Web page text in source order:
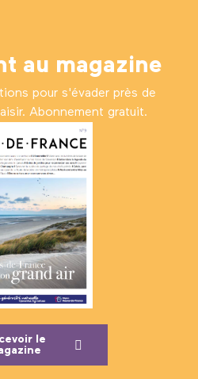
au magazine
pour s'évader près de
Abonnement gratuit.
le